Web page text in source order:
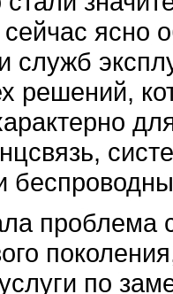
ясно
служб
решений,
проблема
по